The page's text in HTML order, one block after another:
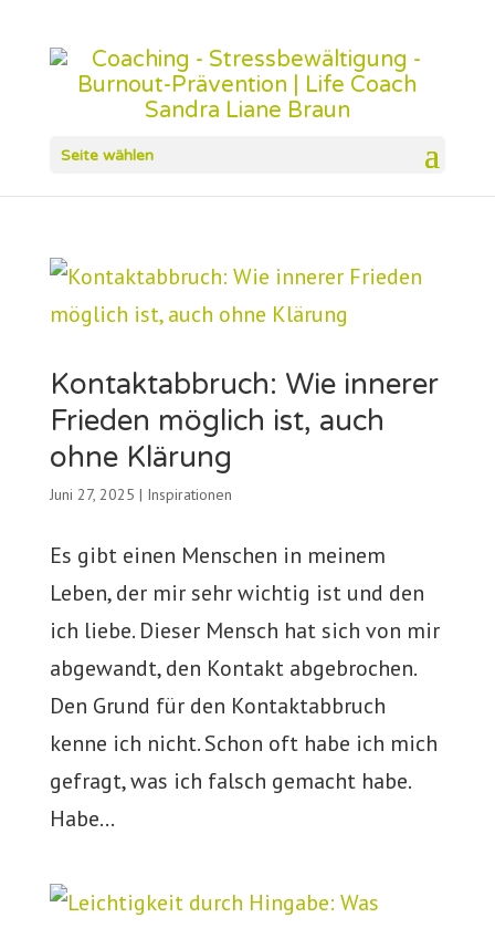
Seite wählen
Kontaktabbruch: Wie innerer
Frieden möglich ist, auch
ohne Klärung
Juni 27, 2025 | Inspirationen
Es gibt einen Menschen in meinem
Leben, der mir sehr wichtig ist und den
ich liebe. Dieser Mensch hat sich von mir
abgewandt, den Kontakt abgebrochen.
Den Grund für den Kontaktabbruch
kenne ich nicht. Schon oft habe ich mich
gefragt, was ich falsch gemacht habe.
Habe...